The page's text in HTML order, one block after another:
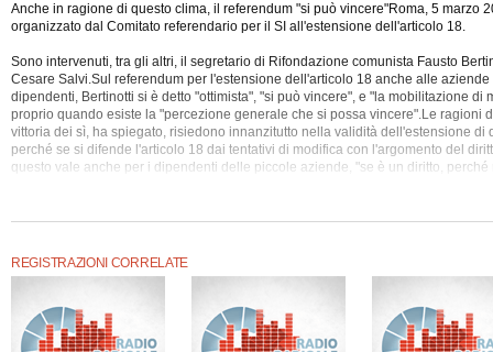
Anche in ragione di questo clima, il referendum "si può vincere"Roma, 5 marzo
organizzato dal Comitato referendario per il SI all'estensione dell'articolo 18.
Sono intervenuti, tra gli altri, il segretario di Rifondazione comunista Fausto
Cesare Salvi.Sul referendum per l'estensione dell'articolo 18 anche alle
dipendenti, Bertinotti si è detto "ottimista", "si può vincere", e "la mobilitazione di
proprio quando esiste la "percezione generale che si possa vincere".Le ragioni
vittoria dei sì, ha spiegato, risiedono innanzitutto nella validità dell'estensione di
perché se si difende l'articolo 18 dai tentativi di modifica con l'argomento del
questo vale anche per i dipendenti delle piccole aziende, "se è un diritto,
quella dell'"opinione pubblica pacifista", "rinasce l'avversario dell'impero,
alimentatosi con la critica alla globalizzazione", è tornata inoltre, ha osservato,
leader comunista è certo: Bush farà la guerra comunque, qualunque cosa
ragioni imperali, per il controllo del petrolio", ma anche "per controllo del mondo".
REGISTRAZIONI CORRELATE